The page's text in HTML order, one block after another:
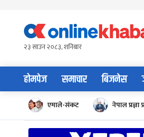
content२३ साउन २०८३, शनिबार
होमपेज समाचार बिजनेस
एमाले-संकट नेपाल प्रज्ञा